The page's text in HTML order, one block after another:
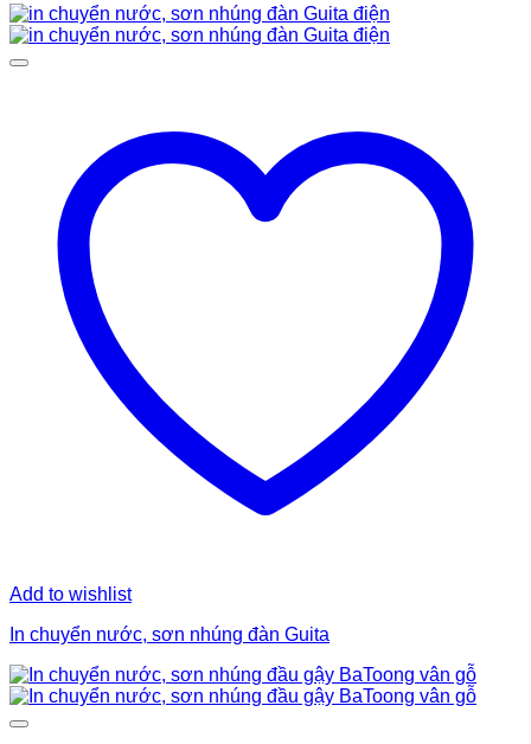
Add to wishlist
In chuyển nước, sơn nhúng đàn Guita